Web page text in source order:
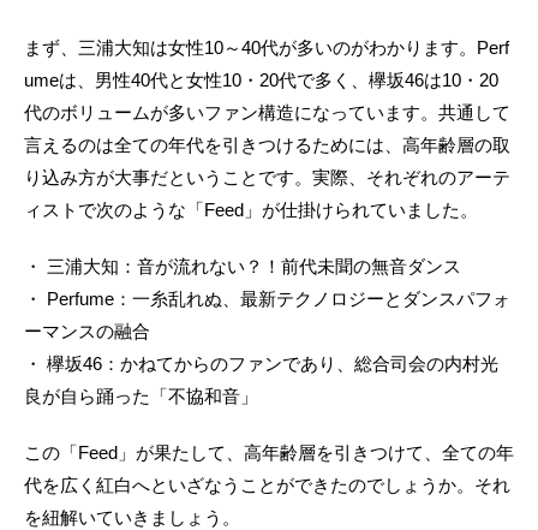
まず、三浦大知は女性10～40代が多いのがわかります。Perf
umeは、男性40代と女性10・20代で多く、欅坂46は10・20
代のボリュームが多いファン構造になっています。共通して
言えるのは全ての年代を引きつけるためには、高年齢層の取
り込み方が大事だということです。実際、それぞれのアーテ
ィストで次のような「Feed」が仕掛けられていました。
・ 三浦大知：音が流れない？！前代未聞の無音ダンス
・ Perfume：一糸乱れぬ、最新テクノロジーとダンスパフォ
ーマンスの融合
・ 欅坂46：かねてからのファンであり、総合司会の内村光
良が自ら踊った「不協和音」
この「Feed」が果たして、高年齢層を引きつけて、全ての年
代を広く紅白へといざなうことができたのでしょうか。それ
を紐解いていきましょう。